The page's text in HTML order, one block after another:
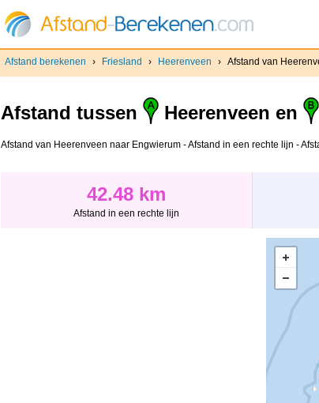
Afstand berekenen › Friesland › Heerenveen › Afstand van
Afstand tussen Heerenveen en
Afstand van Heerenveen naar Engwierum - Afstand in een rechte lijn -
42.48 km
Afstand in een rechte lijn